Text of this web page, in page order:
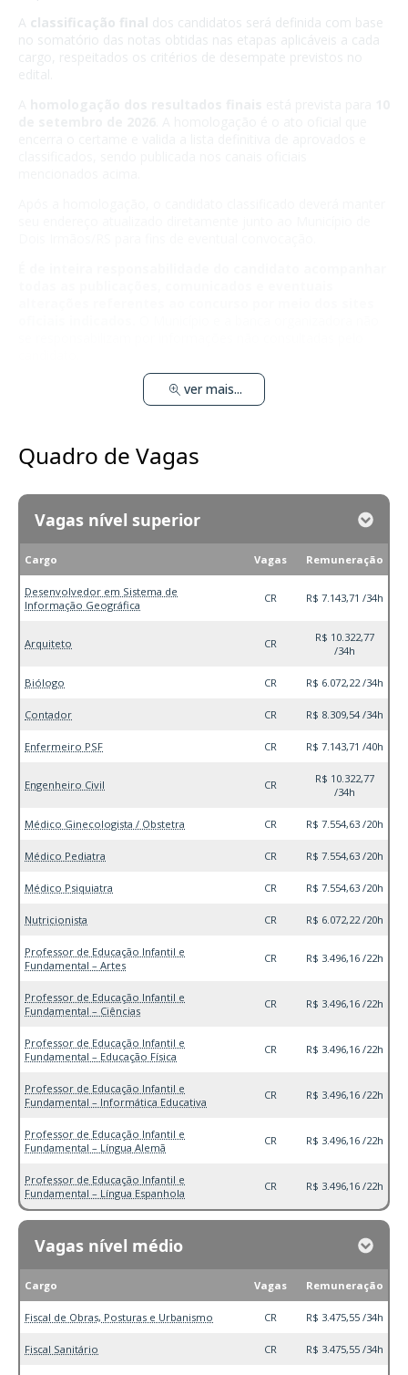
A classificação final dos candidatos será definida com base
no somatório das notas obtidas nas etapas aplicáveis a cada
ver mais...
Quadro de Vagas
Vagas nível superior
Cargo Vagas Remuneração
Desenvolvedor em Sistema de
Informação Geográfica
CR R$ 7.143,71 /34h
Arquiteto CR
R$ 10.322,77
/34h
Biólogo CR R$ 6.072,22 /34h
Contador CR R$ 8.309,54 /34h
Enfermeiro PSF CR R$ 7.143,71 /40h
Engenheiro Civil CR
R$ 10.322,77
/34h
Médico Ginecologista / Obstetra CR R$ 7.554,63 /20h
Médico Pediatra CR R$ 7.554,63 /20h
Médico Psiquiatra CR R$ 7.554,63 /20h
Nutricionista CR R$ 6.072,22 /20h
Professor de Educação Infantil e
Fundamental – Artes
CR R$ 3.496,16 /22h
Professor de Educação Infantil e
Fundamental – Ciências
CR R$ 3.496,16 /22h
Professor de Educação Infantil e
Fundamental – Educação Física
CR R$ 3.496,16 /22h
Professor de Educação Infantil e
Fundamental – Informática Educativa
CR R$ 3.496,16 /22h
Professor de Educação Infantil e
Fundamental – Língua Alemã
CR R$ 3.496,16 /22h
Professor de Educação Infantil e
Fundamental – Língua Espanhola
CR R$ 3.496,16 /22h
Vagas nível médio
Cargo Vagas Remuneração
Fiscal de Obras, Posturas e Urbanismo CR R$ 3.475,55 /34h
Fiscal Sanitário CR R$ 3.475,55 /34h